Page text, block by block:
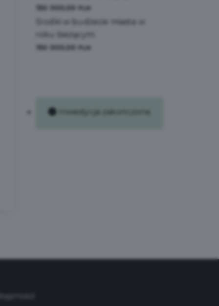
150 000,00
Środki w budżecie miasta w
roku bieżącym:
150 000,00
Inwestycja zakończona